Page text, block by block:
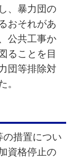
、暴力団の
おそれがあ
公共工事か
ることを目
団等排除対
。
の措置につい
資格停止の